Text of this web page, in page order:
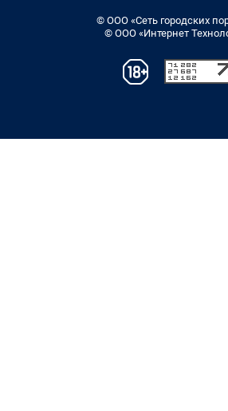
© ООО «Сеть городских
© ООО «Интернет